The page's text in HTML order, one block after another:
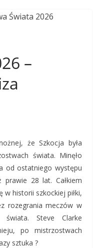
–
że Szkocja była
świata. Minęło
od ostatniego występu
prawie 28 lat. Całkiem
w historii szkockiej piłki,
rozegrania meczów w
świata. Steve Clarke
po mistrzostwach
sztuka ?